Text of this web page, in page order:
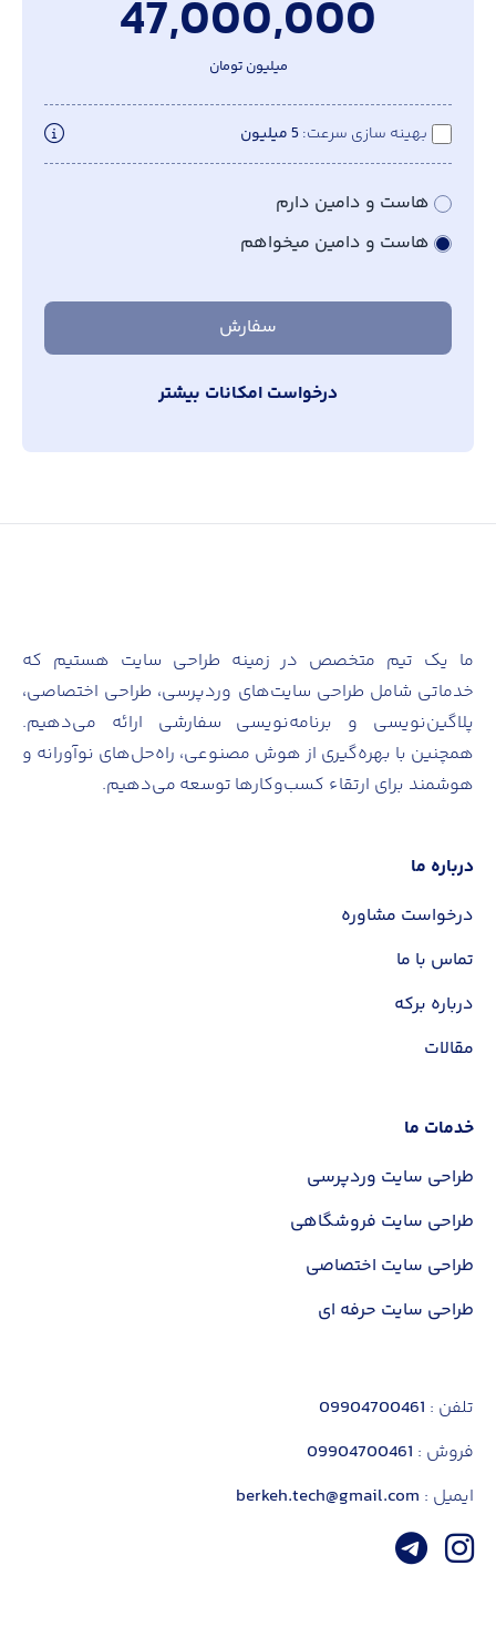
47,000,000
میلیون تومان
بهینه سازی سرعت 5 میلیون
هاست و دامین دارم
هاست و دامین میخواهم
سفارش
درخواست امکانات بیشتر
شماره تماس
مبلغ سفارش شما:
ما یک تیم متخصص در زمینه طراحی سایت هستیم که
خدماتی شامل طراحی سایت‌های وردپرسی، طراحی اختصاصی،
پلاگین‌نویسی و برنامه‌نویسی سفارشی ارائه می‌دهیم.
همچنین با بهره‌گیری از هوش مصنوعی، راه‌حل‌های نوآورانه و
هوشمند برای ارتقاء کسب‌وکارها توسعه می‌دهیم.
درباره ما
درخواست مشاوره
تماس با ما
درباره برکه
مقالات
خدمات ما
طراحی سایت وردپرسی
طراحی سایت فروشگاهی
طراحی سایت اختصاصی
طراحی سایت حرفه ای
تلفن : 09904700461
فروش : 09904700461
ایمیل : berkeh.tech@gmail.com